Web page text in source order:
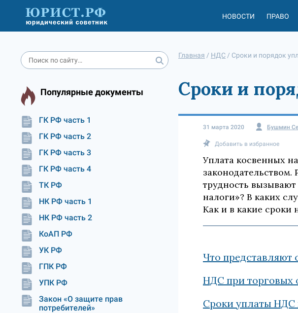
НОВОСТИ ПРАВО
Популярные документы
ГК РФ часть 1
ГК РФ часть 2
ГК РФ часть 3
ГК РФ часть 4
ТК РФ
НК РФ часть 1
НК РФ часть 2
КоАП РФ
УК РФ
ГПК РФ
УПК РФ
Закон «О защите прав
потребителей»
Главная / НДС / Сроки и порядок
Сроки и
31 марта 2020 Бушмин
Добавить в избранное
Уплата косвенных
трудность
налоги»? В каких
Как и в какие сроки
Что представляют
НДС при торговых
Сроки уплаты НДС